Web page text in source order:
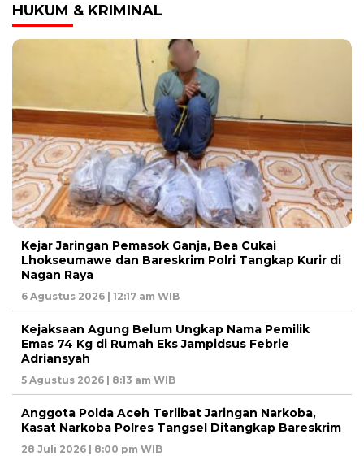
HUKUM & KRIMINAL
Kejar Jaringan Pemasok Ganja, Bea Cukai
Lhokseumawe dan Bareskrim Polri Tangkap Kurir di
Nagan Raya
6 Agustus 2026 | 12:17 am WIB
Kejaksaan Agung Belum Ungkap Nama Pemilik
Emas 74 Kg di Rumah Eks Jampidsus Febrie
Adriansyah
5 Agustus 2026 | 8:13 am WIB
Anggota Polda Aceh Terlibat Jaringan Narkoba,
Kasat Narkoba Polres Tangsel Ditangkap Bareskrim
28 Juli 2026 | 8:00 pm WIB